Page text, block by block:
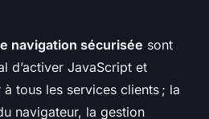
navigation sécurisée sont
d’activer JavaScript et
tous les services clients ; la
navigateur, la gestion